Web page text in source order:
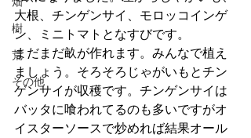
畑
樹
荒
その他
大根、チンゲンサイ、モロッコインゲ
ン、ミニトマトとなすびです。
まだまだ畝が作れます。みんなで植え
ましょう。そろそろじゃがいもとチン
ゲンサイが収穫です。チンゲンサイは
バッタに喰われてるのも多いですがオ
イスターソースで炒めれば結果オール